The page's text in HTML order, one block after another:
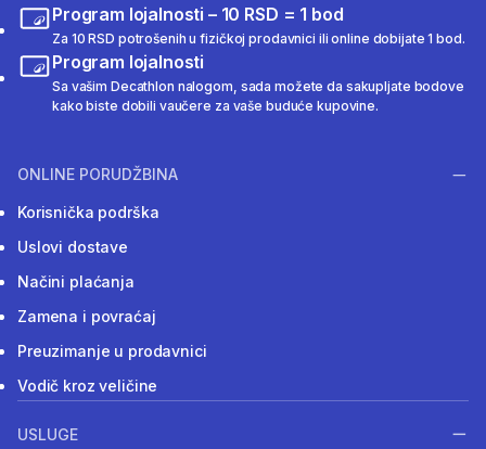
Program lojalnosti – 10 RSD = 1 bod
Za 10 RSD potrošenih u fizičkoj prodavnici ili online dobijate 1 bod.
Program lojalnosti
Sa vašim Decathlon nalogom, sada možete da sakupljate bodove
kako biste dobili vaučere za vaše buduće kupovine.
ONLINE PORUDŽBINA
Korisnička podrška
Uslovi dostave
Načini plaćanja
Zamena i povraćaj
Preuzimanje u prodavnici
Vodič kroz veličine
USLUGE